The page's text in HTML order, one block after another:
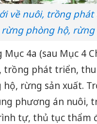
về nuôi, trồng
phòng hộ, rừng
4a (sau Mục 4
trồng phát triển,
rừng sản xuất.
phương án nuôi,
tự, thủ tục thẩm